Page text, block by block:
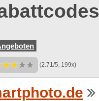
(2.71/5, 199x)